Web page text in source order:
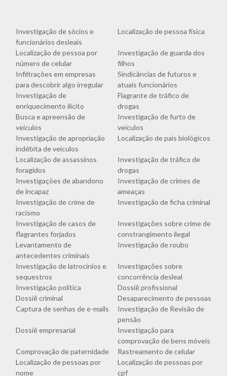
Investigação de sócios e
funcionários desleais
Localização de pessoa física
Localização de pessoa por
número de celular
Investigação de guarda dos
filhos
Infiltrações em empresas
para descobrir algo irregular
Sindicâncias de futuros e
atuais funcionários
Investigação de
enriquecimento ilícito
Flagrante de tráfico de
drogas
Busca e apreensão de
veículos
Investigação de furto de
veículos
Investigação de apropriação
indébita de veículos
Localização de pais biológicos
Localização de assassinos
foragidos
Investigação de tráfico de
drogas
Investigações de abandono
de incapaz
Investigação de crimes de
ameaças
Investigação de crime de
racismo
Investigação de ficha criminal
Investigação de casos de
flagrantes forjados
Investigações sobre crime de
constrangimento ilegal
Levantamento de
antecedentes criminais
Investigação de roubo
Investigação de latrocínios e
sequestros
Investigações sobre
concorrência desleal
Investigação política
Dossiê profissional
Dossiê criminal
Desaparecimento de pessoas
Captura de senhas de e-mails
Investigação de Revisão de
pensão
Dossiê empresarial
Investigação para
comprovação de bens móveis
Comprovação de paternidade
Rastreamento de celular
Localização de pessoas por
nome
Localização de pessoas por
cpf